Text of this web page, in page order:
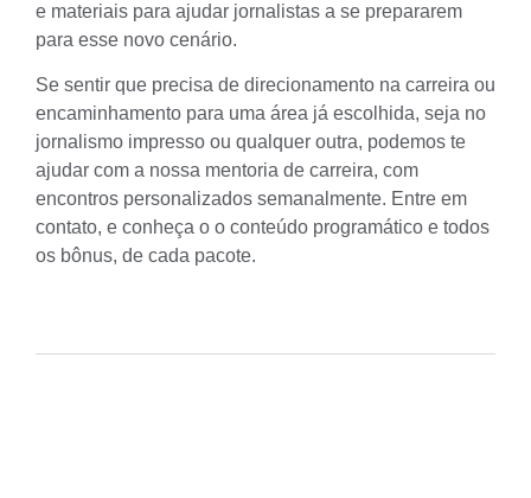
e materiais para ajudar jornalistas a se prepararem
para esse novo cenário.
Se sentir que precisa de direcionamento na carreira ou
encaminhamento para uma área já escolhida, seja no
jornalismo impresso ou qualquer outra, podemos te
ajudar com a nossa mentoria de carreira, com
encontros personalizados semanalmente. Entre em
contato, e conheça o o conteúdo programático e todos
os bônus, de cada pacote.